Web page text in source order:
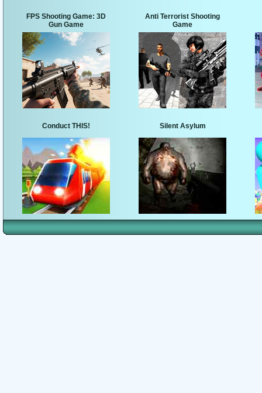
FPS Shooting Game: 3D
Gun Game
Anti Terrorist Shooting
Game
Conduct THIS! Silent Asylum